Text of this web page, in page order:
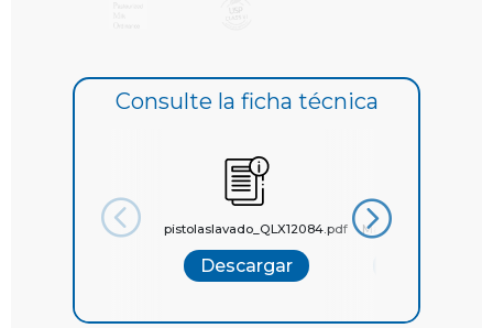
Consulte la ficha técnica
pistolaslavado_QLX12084.pdf
Descargar
Manguera-